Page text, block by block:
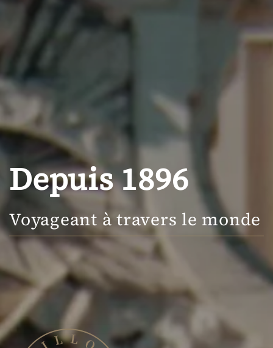
Depuis 1896
Voyageant à travers le monde